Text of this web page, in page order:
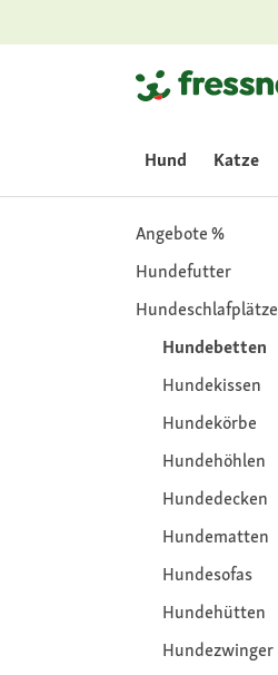
Hund Katze
Angebote %
Hundefutter
Hundeschlafplätze
Hundebetten
Hundekissen
Hundekörbe
Hundehöhlen
Hundedecken
Hundematten
Hundesofas
Hundehütten
Hundezwinger